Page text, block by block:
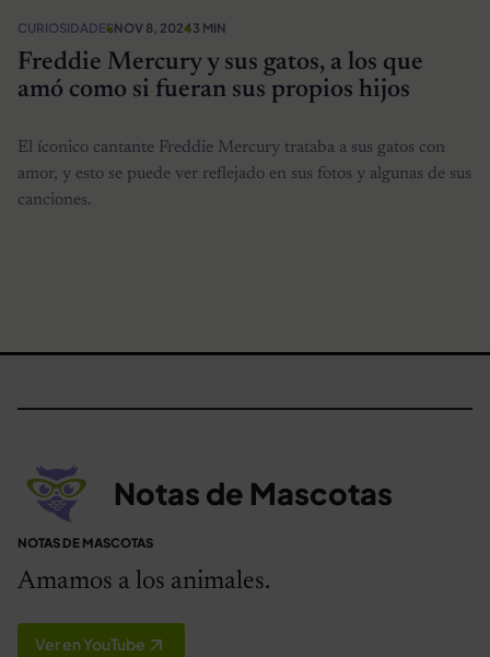
CURIOSIDADESNOV 8, 20243 MIN
Freddie Mercury y sus gatos, a los que
amó como si fueran sus propios hijos
El íconico cantante Freddie Mercury trataba a sus gatos con
amor, y esto se puede ver reflejado en sus fotos y algunas de sus
canciones.
Notas de Mascotas
NOTAS DE MASCOTAS
Amamos a los animales.
Ver en YouTube